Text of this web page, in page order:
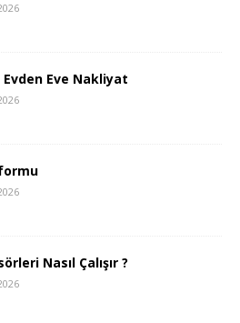
Eve Nakliyat
Nasıl Çalışır ?